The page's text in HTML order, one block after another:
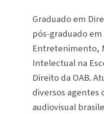
Graduado em
pós-graduado
Entretenimento,
Intelectual na
Direito da OAB.
diversos agentes
audiovisual